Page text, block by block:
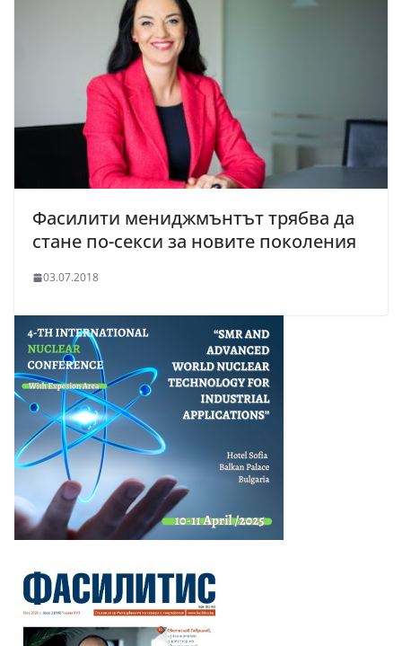
Фасилити мениджмънтът трябва да
стане по-секси за новите поколения
03.07.2018